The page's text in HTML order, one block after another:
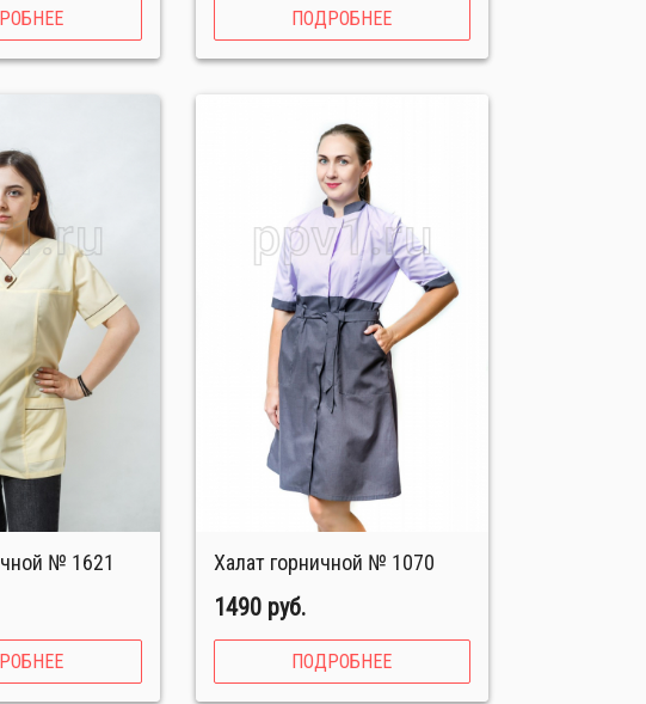
ПОДРОБНЕЕ
№ 1621 Халат горничной № 1070
1490 руб.
ПОДРОБНЕЕ